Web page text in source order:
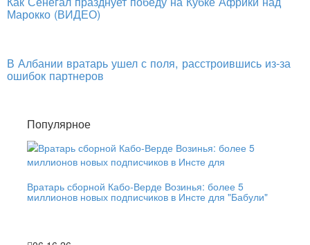
Марокко (ВИДЕО)
В Албании вратарь ушел с поля, расстроившись из-за
ошибок партнеров
Популярное
Вратарь сборной Кабо-Верде Возинья: более 5
миллионов новых подписчиков в Инсте для "Бабули"